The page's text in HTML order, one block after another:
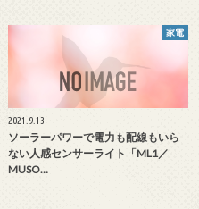
家電
2021.9.13
ソーラーパワーで電力も配線もいら
ない人感センサーライト「ML1／
MUSO…